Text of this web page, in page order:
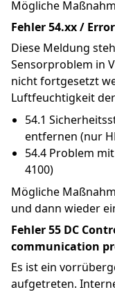
Mögliche
Fehler 54.xx /
Diese Meldung
Sensorproblem in
nicht fortgesetzt
Luftfeuchtigkeit
54.1
entfernen (nur
54.4 Problem
4100)
Mögliche
und dann wieder
Fehler 55 DC
communication
Es ist ein
aufgetreten.